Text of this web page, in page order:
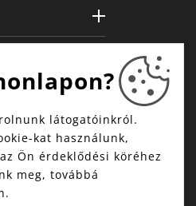
látogatóinkról.
kat használunk,
Ön érdeklődési köréhez
meg, továbbá